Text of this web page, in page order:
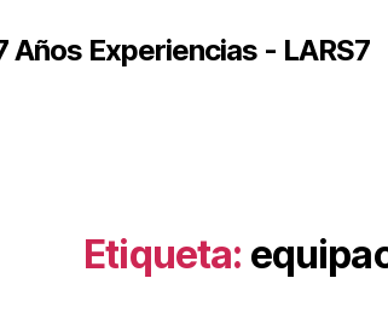
Años Experiencias - LARS7
Etiqueta: